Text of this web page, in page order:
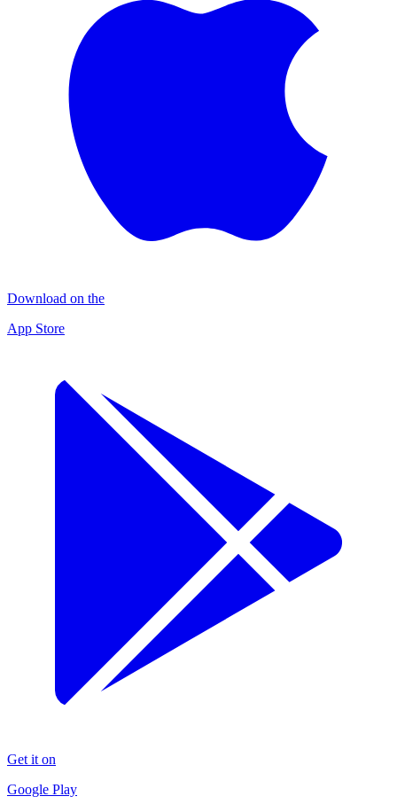
Download on the
App Store
Get it on
Google Play